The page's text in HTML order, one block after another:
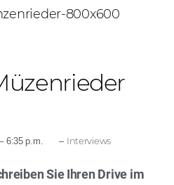
6:35 p.m. – Interviews
Sie Ihren Drive im